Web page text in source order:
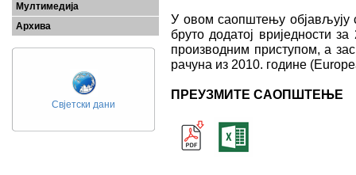
Мултимедија
Архива
Свјетски дани
У овом саопштењу објављују
бруто додатој вриједности
производним приступом, а
рачуна из 2010. године
ПРЕУЗМИТЕ САОПШТЕЊЕ